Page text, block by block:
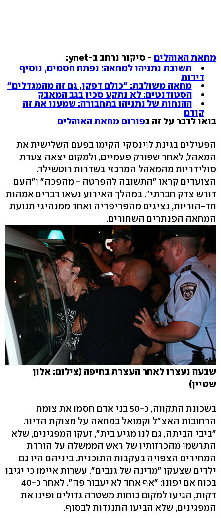
מחאת האוהלים - סיקור נרחב ב-ynet:
תשובת נתניהו למחאה: נפתח חסמים, נוסיף
דירות
מחאה משולבת: "כולם דפקו, גם זה מהמגדלים"
הסטודנטים: לא נתקע סכין בגב המאבק
ההנחות של נתניהו בתחבורה: שמענו את זה
קודם
בואו לדבר על זה בפורום מחאת האוהלים
הפעילים בגינת לוינסקי הקימו בפעם השלישית את
המאהל, לאחר שפורק פעמיים, ולמקום יצאה צעדת
סולידריות מהמאהל המרכזי בשדרות רוטשילד.
הצועדים קראו "התשובה להפרטה - מהפכה" ו"העם
דורש צדק חברתי". במהלך האירוע נשאו דברים אמהות
חד-הוריות, נציגים מהפריפריה ואחד ממנהיגי תנועת
המחאה הפנתרים השחורים.
שבעה נעצרו לאחר העצרת בחיפה (צילום: אלון
שטיין)
בשכונת התקווה, כ-50 בני אדם חסמו את צומת
הרחובות האצ"ל וקמואל במחאה על מצוקת הדיור.
"ביבי הביתה, גם לנו מגיע בית", זעקו המפגינים, שלא
התרשמו מהכרזותיו של ראש הממשלה על הורדת
המחירים הצפויה בעקבות התוכנית. ביניהם היו גם
ילדים שצעקו "מדינה של גנבים". עשרות איימו כי יגיבו
בכוח אם יפונו: "אף אחד לא יעבור פה". לאחר כ-40
דקות, הגיעו למקום כוחות משטרה גדולים ופינו את
המפגינים, שלא הביעו התנגדות לבסוף.